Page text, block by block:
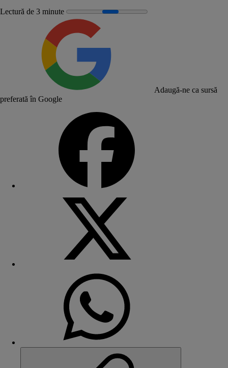
Lectură de 3 minute
Adaugă-ne ca sursă
preferată în Google